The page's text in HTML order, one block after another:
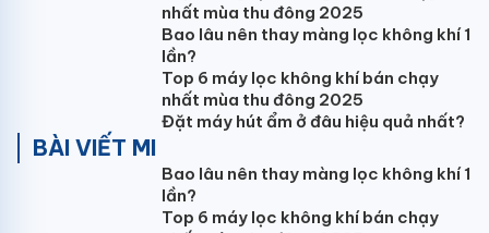
nhất mùa thu đông 2025
Bao lâu nên thay màng lọc không khí 1
lần?
Top 6 máy lọc không khí bán chạy
nhất mùa thu đông 2025
Đặt máy hút ẩm ở đâu hiệu quả nhất?
BÀI VIẾT MI
Bao lâu nên thay màng lọc không khí 1
lần?
Top 6 máy lọc không khí bán chạy